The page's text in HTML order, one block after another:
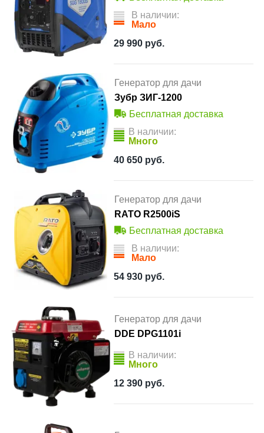
В наличии:
Мало
29 990 руб.
Генератор для дачи
Зубр ЗИГ-1200
Бесплатная доставка
В наличии:
Много
40 650 руб.
Генератор для дачи
RATO R2500iS
Бесплатная доставка
В наличии:
Мало
54 930 руб.
Генератор для дачи
DDE DPG1101i
В наличии:
Много
12 390 руб.